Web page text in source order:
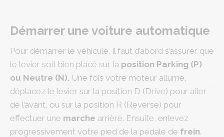
Démarrer une voiture automatique
Pour démarrer le véhicule, il faut d’abord s’assurer que
le levier soit bien placé sur la position Parking (P)
ou Neutre (N). Une fois votre moteur allumé,
déplacez le levier sur la position D (Drive) pour aller
de l’avant, ou sur la position R (Reverse) pour
effectuer une marche arrière. Ensuite, enlevez
progressivement votre pied de la pédale de frein.